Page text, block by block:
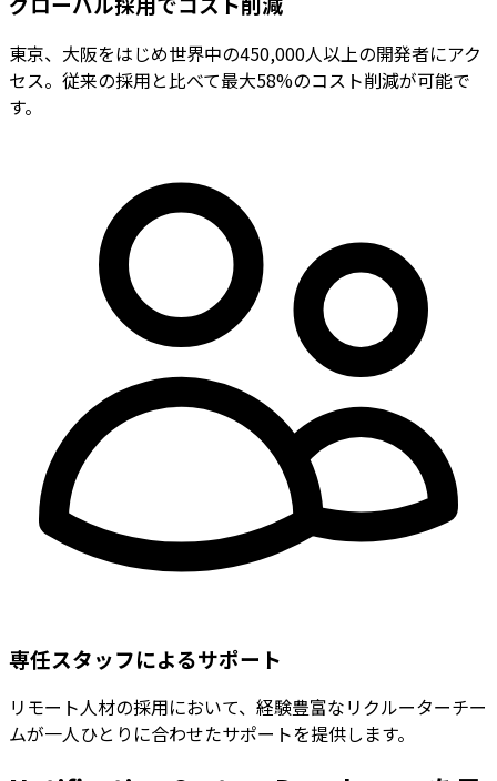
東京、大阪をはじめ世界中の450,000人以上の開発者にアク
セス。従来の採用と比べて最大58%のコスト削減が可能で
す。
専任スタッフによるサポート
リモート人材の採用において、経験豊富なリクルーターチー
ムが一人ひとりに合わせたサポートを提供します。